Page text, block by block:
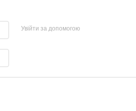
Увійти за допомогою